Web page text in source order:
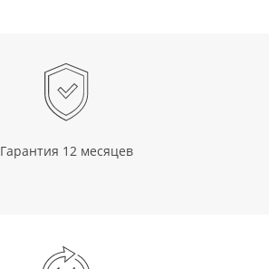
Гарантия 12 месяцев